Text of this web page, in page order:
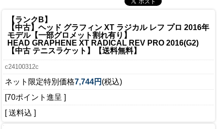
【ランクB】
【中古】ヘッド グラフィン XT ラジカル レフ プロ 2016年
モデル【一部グロメット割れ有り】
HEAD GRAPHENE XT RADICAL REV PRO 2016(G2)
【中古 テニスラケット】【送料無料】
c24100312c
ネット限定特別価格7,744円 (税込)
[70ポイント進呈 ]
[ 送料込 ]